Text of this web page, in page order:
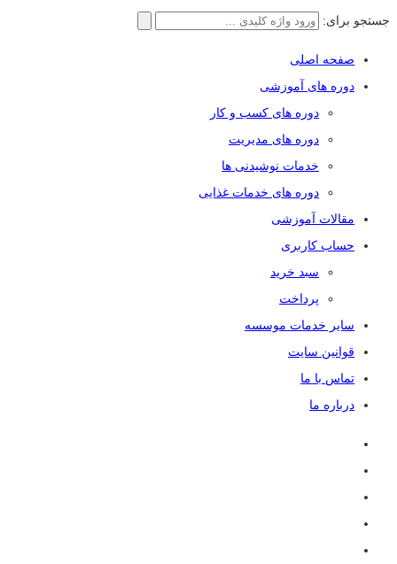
جستجو برای:
صفحه اصلی
دوره های آموزشی
دوره های کسب و کار
دوره های مدیریت
خدمات نوشیدنی ها
دوره های خدمات غذایی
مقالات آموزشی
حساب کاربری
سبد خرید
پرداخت
سایر خدمات موسسه
قوانین سایت
تماس با ما
درباره ما